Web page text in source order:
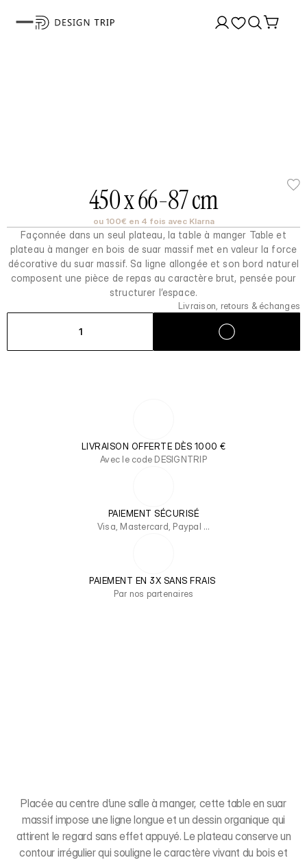
450 x 66-87 cm
ou 100€ en 4 fois avec Klarna
Façonnée dans un seul plateau, la table à manger Table et
plateau à manger en bois de suar massif met en valeur la force
décorative du suar massif. Sa ligne allongée et son bord naturel
composent une pièce de repas au caractère brut, pensée pour
structurer l’espace.
Livraison, retours & échanges
1
LIVRAISON OFFERTE DÈS 1000 €
Avec le code DESIGNTRIP
PAIEMENT SÉCURISÉ
Visa, Mastercard, Paypal …
PAIEMENT EN 3X SANS FRAIS
Par nos partenaires
Placée au centre d’une salle à manger, cette table en suar
massif impose une ligne longue et un dessin organique qui
attirent le regard sans effet appuyé. Le plateau conserve un
contour irrégulier qui souligne le caractère vivant du bois et